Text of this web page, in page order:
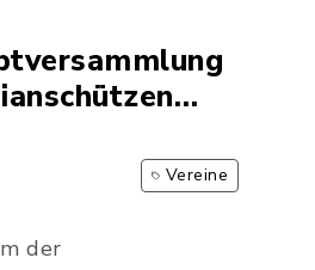
der
Vereine